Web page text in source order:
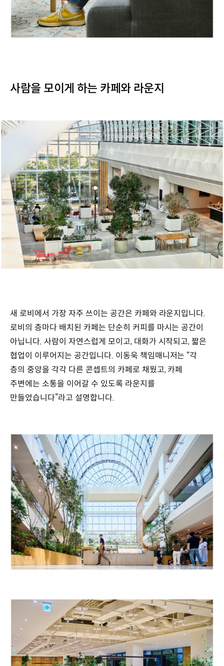
사람을 모이게 하는 카페와 라운지
새 로비에서 가장 자주 쓰이는 공간은 카페와 라운지입니다.
로비의 층마다 배치된 카페는 단순히 커피를 마시는 공간이
아닙니다. 사람이 자연스럽게 모이고, 대화가 시작되고, 짧은
협업이 이루어지는 공간입니다. 이동욱 책임매니저는 “각
층의 중앙을 각각 다른 콘셉트의 카페로 채웠고, 카페
주변에는 소통을 이어갈 수 있도록 라운지를
만들었습니다”라고 설명합니다.